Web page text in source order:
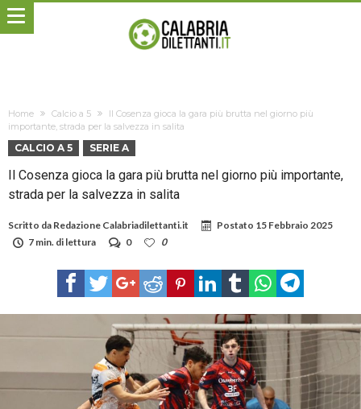
Home Calcio a 5
Il Cosenza gioca la gara più brutta nel giorno più
importante, strada per la salvezza in salita
CALCIO A 5 SERIE A
Il Cosenza gioca la gara più brutta nel giorno più importante,
strada per la salvezza in salita
Scritto da Redazione Calabriadilettanti.it Postato 15 Febbraio 2025
7 min. di lettura
0 0